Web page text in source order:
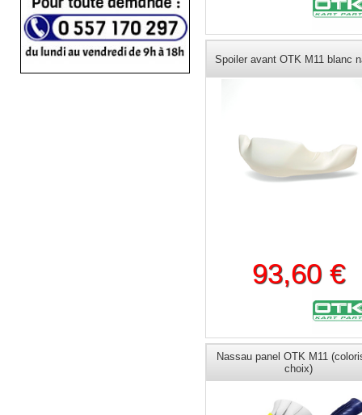
Spoiler avant OTK M11 blanc
93,60 €
Nassau panel OTK M11
choix)